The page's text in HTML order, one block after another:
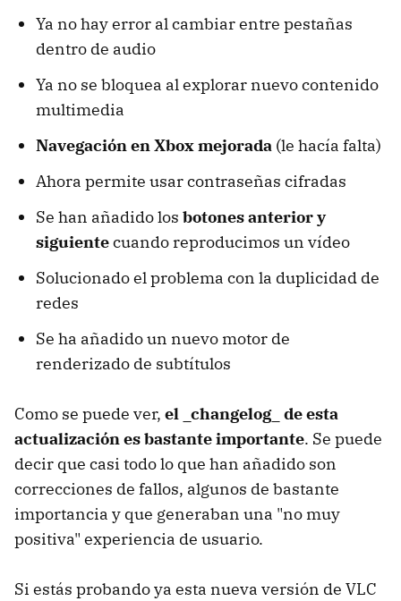
Ya no hay error al cambiar entre pestañas
dentro de audio
Ya no se bloquea al explorar nuevo contenido
multimedia
Navegación en Xbox mejorada (le hacía falta)
Ahora permite usar contraseñas cifradas
Se han añadido los botones anterior y
siguientecuando reproducimos un vídeo
Solucionado el problema con la duplicidad de
redes
Se ha añadido un nuevo motor de
renderizado de subtítulos
Como se puede ver, el _changelog_ de esta
actualización es bastante importante. Se puede
decir que casi todo lo que han añadido son
correcciones de fallos, algunos de bastante
importancia y que generaban una "no muy
positiva" experiencia de usuario.
Si estás probando ya esta nueva versión de VLC